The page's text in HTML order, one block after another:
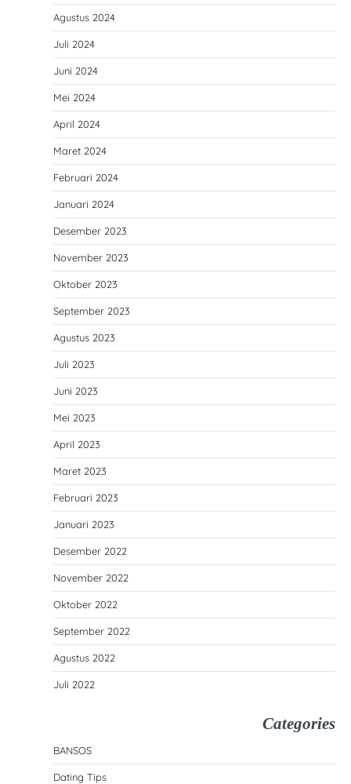
Agustus 2024
Juli 2024
Juni 2024
Mei 2024
April 2024
Maret 2024
Februari 2024
Januari 2024
Desember 2023
November 2023
Oktober 2023
September 2023
Agustus 2023
Juli 2023
Juni 2023
Mei 2023
April 2023
Maret 2023
Februari 2023
Januari 2023
Desember 2022
November 2022
Oktober 2022
September 2022
Agustus 2022
Juli 2022
Categories
BANSOS
Dating Tips